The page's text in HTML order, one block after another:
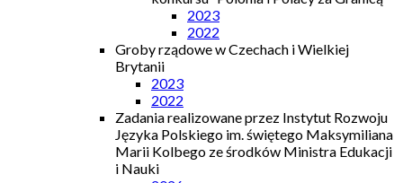
2023
2022
Groby rządowe w Czechach i Wielkiej
Brytanii
2023
2022
Zadania realizowane przez Instytut Rozwoju
Języka Polskiego im. świętego Maksymiliana
Marii Kolbego ze środków Ministra Edukacji
i Nauki